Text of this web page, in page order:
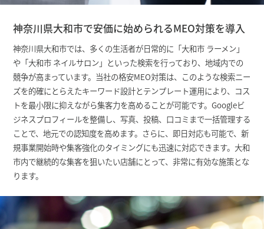
神奈川県大和市で安価に始められるMEO対策を導入
神奈川県大和市では、多くの生活者が日常的に「大和市 ラーメン」
や「大和市 ネイルサロン」といった検索を行っており、地域内での
競争が高まっています。当社の格安MEO対策は、このような検索ニー
ズを的確にとらえたキーワード設計とテンプレート運用により、コス
トを最小限に抑えながら集客力を高めることが可能です。Googleビ
ジネスプロフィールを整備し、写真、投稿、口コミまで一括管理する
ことで、地元での認知度を高めます。さらに、即日対応も可能で、新
規事業開始時や集客強化のタイミングにも迅速に対応できます。大和
市内で継続的な集客を狙いたい店舗にとって、非常に有効な施策とな
ります。